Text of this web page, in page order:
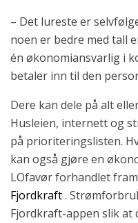
– Det lureste er
noen er bedre med tall
én økonomiansvarlig i
betaler inn til den
Dere kan dele på alt
Husleien, internett og
på prioriteringslisten.
kan også gjøre en
LOfavør forhandlet
Fjordkraft.
Fjordkraft-appen slik at